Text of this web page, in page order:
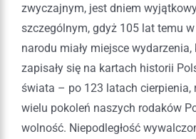
zwyczajnym, jest dniem
szczególnym, gdyż 105 lat temu
narodu miały miejsce
zapisały się na kartach historii
świata – po 123 latach cierpienia,
wielu pokoleń naszych rodaków
wolność. Niepodległość